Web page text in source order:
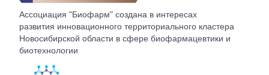
ВСТУПЛЕНИЕ
КОНТАКТЫ
Ассоциация "Биофарм" создана в интересах
развития инновационного территориального кластера
Новосибирской области в сфере биофармацевтики и
биотехнологии